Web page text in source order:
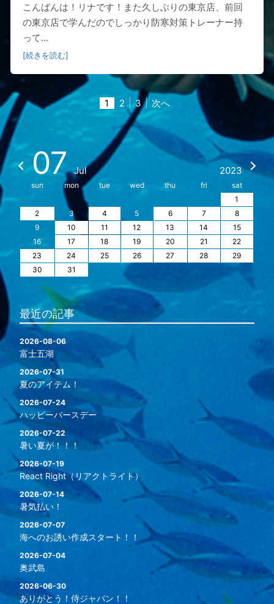
こんばんは！リナです！また久しぶりの東京店、前回
の東京店で学んだのでしっかり防寒対策トレーナー持
って...
[続きを読む]
1 2 3 次へ
07 Jul 2023
sun mon tue wed thu fri
sat
1
2
3 4 5 6 7
8
9
10 11 12 13 14
15
16
17 18 19 20 21
22
23
24 25 26 27 28
29
30
31
最近の記事
2026-08-06
富士五湖
2026-07-31
夏のアイテム！
2026-07-24
ハッピーバースデー
2026-07-22
暑い夏が！！！
2026-07-19
React Right（リアクトライト）
2026-07-14
暑気払い！
2026-07-07
海へのお誘い作成スタート！！
2026-07-04
奥武島
2026-06-30
ありがとう！侍ジャパン！！